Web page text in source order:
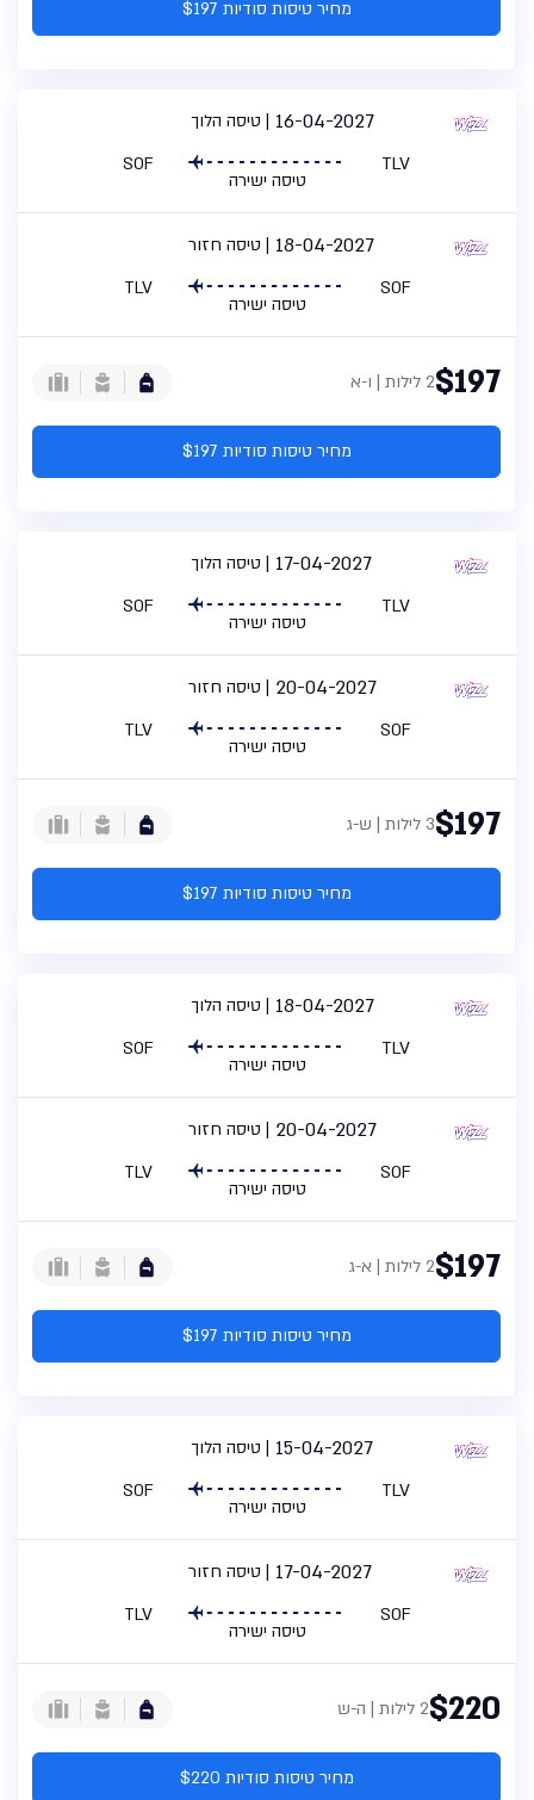
מחיר טיסות סודיות $197
טיסה הלוך 16-04-2027
TLV
טיסה ישירה
SOF
טיסה חזור 18-04-2027
SOF
טיסה ישירה
TLV
$1972 לילות | ו-א
מחיר טיסות סודיות $197
טיסה הלוך 17-04-2027
TLV
טיסה ישירה
SOF
טיסה חזור 20-04-2027
SOF
טיסה ישירה
TLV
$1973 לילות | ש-ג
מחיר טיסות סודיות $197
טיסה הלוך 18-04-2027
TLV
טיסה ישירה
SOF
טיסה חזור 20-04-2027
SOF
טיסה ישירה
TLV
$1972 לילות | א-ג
מחיר טיסות סודיות $197
טיסה הלוך 15-04-2027
TLV
טיסה ישירה
SOF
טיסה חזור 17-04-2027
SOF
טיסה ישירה
TLV
$2202 לילות | ה-ש
מחיר טיסות סודיות $220